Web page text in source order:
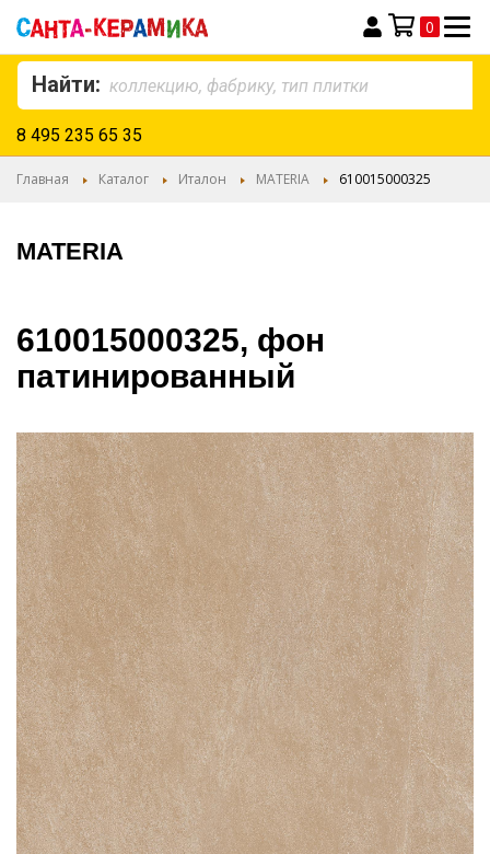
Моя корзина
0
Найти:
8 495 235 65 35
Главная Каталог Италон MATERIA 610015000325
MATERIA
610015000325, фон
патинированный